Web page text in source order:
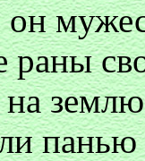
раны
панью